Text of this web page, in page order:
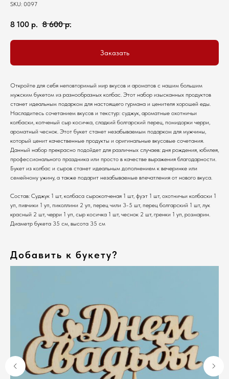
SKU: 0097
8 100 р. 8 600 р.
Заказать
Откройте для себя неповторимый мир вкусов и ароматов с нашим большим
мужским букетом из разнообразных колбас. Этот набор изысканных продуктов
станет идеальным подарком для настоящего гурмана и ценителя хорошей еды.
Насладитесь сочетанием вкусов и текстур: суджук, ароматные охотничьи
колбаски, копченый сыр косичка, сладкий болгарский перец, помидорки черри,
ароматный чеснок. Этот букет станет незабываемым подарком для мужчины,
который ценит качественные продукты и оригинальные вкусовые сочетания.
Данный набор прекрасно подойдет для различных случаев: дня рождения, юбилея,
профессионального праздника или просто в качестве выражения благодарности.
Букет из колбас и сыров станет идеальным дополнением к вечеринке или
семейному ужину, а также подарит незабываемые впечатления от нового вкуса.
Состав: Суджук 1 шт, колбаса сырокопченая 1 шт, фуэт 1 шт, охотничьи колбаски 1
уп, пивчики 1 уп, пиколлини 2 уп, перец чили 3-5 шт, перец болгарский 1 шт, лук
красный 2 шт, черри 1 уп, сыр косичка 1 шт, чеснок 2 шт, гренки 1 уп, розмарин.
Диаметр букета 35 см, высота 35 см
Добавить к букету?